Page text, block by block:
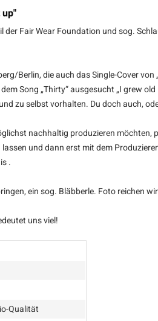
Fair Wear Foundation und sog.
Berlin, die auch das Single-Cover
Song „Thirty“ ausgesucht „I grew
zu selbst vorhalten. Du doch auch,
nachhaltig produzieren
und dann erst mit dem
.
ein sog. Bläbberle. Foto reichen
uns viel!
Qualität